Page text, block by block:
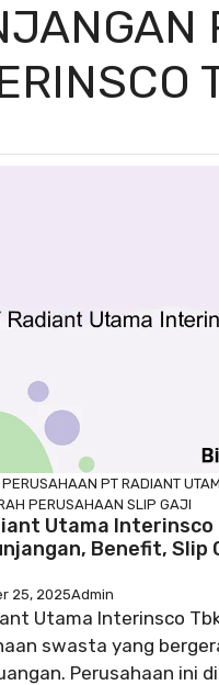
PERUSAHAAN PT RADIANT
PERUSAHAAN SLIP GAJI
Utama Interinsco
Benefit, Slip
25, 2025Admin
Utama Interinsco
swasta yang
Perusahaan ini